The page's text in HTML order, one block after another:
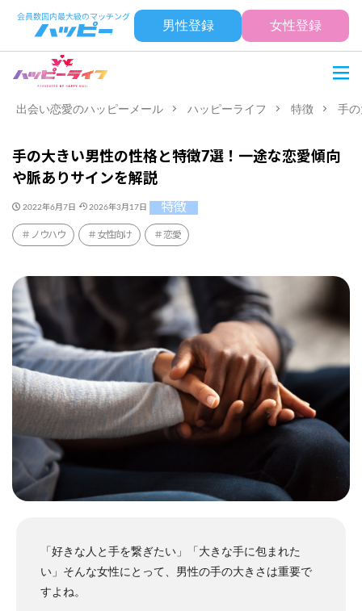
男性登録 女性登録
出会い恋愛のハッピーメール ハッピーライフ 特徴 手
手の大きい男性の性格と特徴7選！一途な恋愛傾向
や脈ありサインを解説
2022年6月7日 2026年3月17日 特徴
ノウハウ 女性向け 恋愛
「好きな人と手を繋ぎたい」「大きな手に包まれた
い」そんな女性にとって、男性の手の大きさは重要で
すよね。